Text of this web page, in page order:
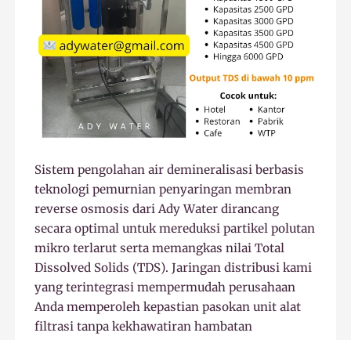
Sistem pengolahan air demineralisasi berbasis
teknologi pemurnian penyaringan membran
reverse osmosis dari Ady Water dirancang
secara optimal untuk mereduksi partikel polutan
mikro terlarut serta memangkas nilai Total
Dissolved Solids (TDS). Jaringan distribusi kami
yang terintegrasi mempermudah perusahaan
Anda memperoleh kepastian pasokan unit alat
filtrasi tanpa kekhawatiran hambatan